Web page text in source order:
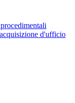
d'ufficio